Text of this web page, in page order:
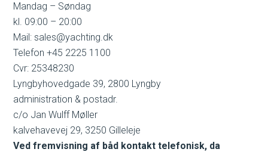
Mandag – Søndag
kl. 09:00 – 20:00
Mail: sales@yachting.dk
Telefon +45 2225 1100
Cvr: 25348230
Lyngbyhovedgade 39, 2800 Lyngby
administration & postadr.
c/o Jan Wulff Møller
kalvehavevej 29, 3250 Gilleleje
Ved fremvisning af båd kontakt telefonisk, da